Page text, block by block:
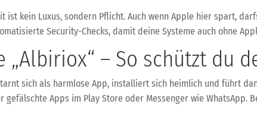
ist kein Luxus, sondern Pflicht. Auch wenn Apple hier spart,
Security-Checks, damit deine Systeme auch ohne
„Albiriox“ – So schützt du
sich als harmlose App, installiert sich heimlich und führt
Apps im Play Store oder Messenger wie WhatsApp.